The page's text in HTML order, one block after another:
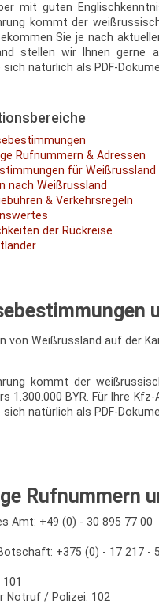
mit guten
kommt der
Sie je nach
stellen wir Ihnen gerne
sich natürlich als PDF-
Rufnummern & Adressen
für Weißrussland
nach Weißrussland
& Verkehrsregeln
der Rückreise
kommt der
1.300.000 BYR. Für Ihre
sich natürlich als PDF-
Rufnummern
Amt: +49 (0) - 30 895 77 00
+375 (0) - 17 217 -
Notruf / Polizei: 102